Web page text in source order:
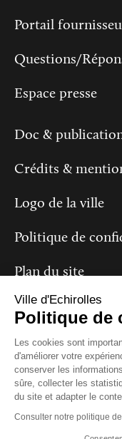
Portail
Questions/
Espace presse
Doc &
Crédits &
Logo de la ville
Politique de
Plan du site
Suivez-
Ville d'Echirolles
Politique de
Les cookies sont
d'améliorer votre
conserver les
sûre, collecter les
du site et adapter le
Consulter notre politique